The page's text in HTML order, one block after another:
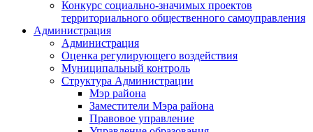
Конкурс социально-значимых проектов
территориального общественного самоуправления
Администрация
Администрация
Оценка регулирующего воздействия
Муниципальный контроль
Структура Администрации
Мэр района
Заместители Мэра района
Правовое управление